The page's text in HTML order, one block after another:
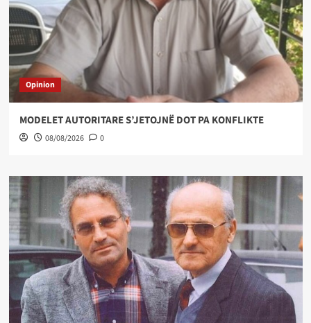
Opinion
MODELET AUTORITARE S’JETOJNË DOT PA KONFLIKTE
08/08/2026 0